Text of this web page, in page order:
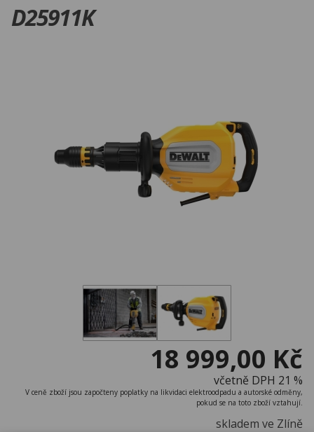
D25911K
18 999,00 Kč
včetně DPH 21 %
V ceně zboží jsou započteny poplatky na likvidaci elektroodpadu a autorské odměny,
pokud se na toto zboží vztahují.
skladem ve Zlíně